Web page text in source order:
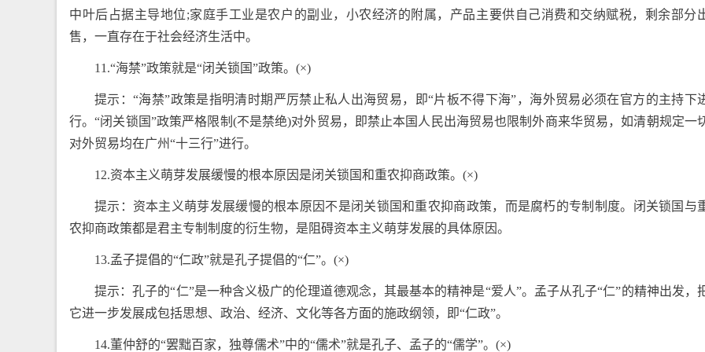
中叶后占据主导地位;家庭手工业是农户的副业，小农经济的附属，产品主要供自己消费和交纳赋税，剩余部分
售，一直存在于社会经济生活中。
11.“海禁”政策就是“闭关锁国”政策。(×)
提示：“海禁”政策是指明清时期严厉禁止私人出海贸易，即“片板不得下海”，海外贸易必须在官方的主持下
行。“闭关锁国”政策严格限制(不是禁绝)对外贸易，即禁止本国人民出海贸易也限制外商来华贸易，如清朝规定一
对外贸易均在广州“十三行”进行。
12.资本主义萌芽发展缓慢的根本原因是闭关锁国和重农抑商政策。(×)
提示：资本主义萌芽发展缓慢的根本原因不是闭关锁国和重农抑商政策，而是腐朽的专制制度。闭关锁国与
农抑商政策都是君主专制制度的衍生物，是阻碍资本主义萌芽发展的具体原因。
13.孟子提倡的“仁政”就是孔子提倡的“仁”。(×)
提示：孔子的“仁”是一种含义极广的伦理道德观念，其最基本的精神是“爱人”。孟子从孔子“仁”的精神出发，
它进一步发展成包括思想、政治、经济、文化等各方面的施政纲领，即“仁政”。
14.董仲舒的“罢黜百家，独尊儒术”中的“儒术”就是孔子、孟子的“儒学”。(×)